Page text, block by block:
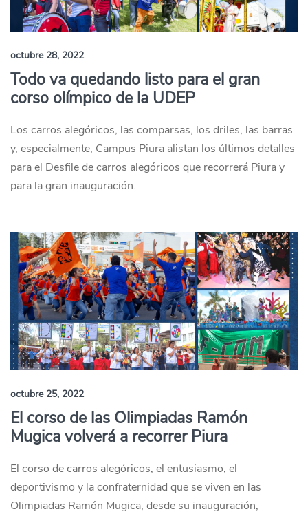
octubre 28, 2022
Todo va quedando listo para el gran
corso olímpico de la UDEP
Los carros alegóricos, las comparsas, los driles, las barras
y, especialmente, Campus Piura alistan los últimos detalles
para el Desfile de carros alegóricos que recorrerá Piura y
para la gran inauguración.
octubre 25, 2022
El corso de las Olimpiadas Ramón
Mugica volverá a recorrer Piura
El corso de carros alegóricos, el entusiasmo, el
deportivismo y la confraternidad que se viven en las
Olimpiadas Ramón Mugica, desde su inauguración,